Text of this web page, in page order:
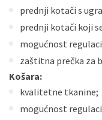
prednji kotači s
prednji kotači koji
mogućnost
zaštitna prečka za
Košara:
kvalitetne tkanine;
mogućnost